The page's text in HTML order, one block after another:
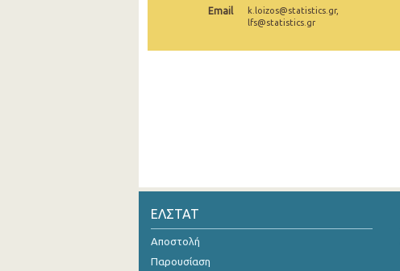
4o Τρίμηνο 2017
1o Τρίμηνο 2016
4o Τρίμηνο 2015
Email
k.loizos@statistics.gr,
lfs@statistics.gr
ΕΛΣΤΑΤ
Αποστολή
Παρουσίαση